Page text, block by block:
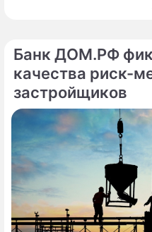
агентства
месяца 2026 года
тыс.
Банк ДОМ.РФ
качества риск-
застройщиков